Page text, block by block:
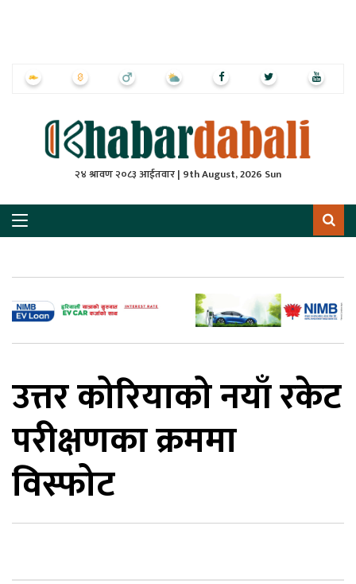
२४ श्रावण २०८३ आईतवार | 9th August, 2026 Sun
उत्तर कोरियाको नयाँ रकेट
परीक्षणका क्रममा
विस्फोट